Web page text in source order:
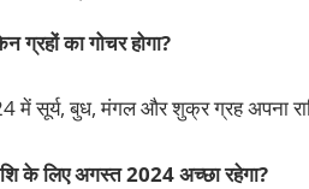
ग्रहों का गोचर होगा?
में सूर्य, बुध, मंगल और शुक्र ग्रह अपना
के लिए अगस्त 2024 अच्छा रहेगा?